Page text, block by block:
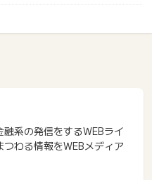
系の発信をするWEBライ
わる情報をWEBメディア